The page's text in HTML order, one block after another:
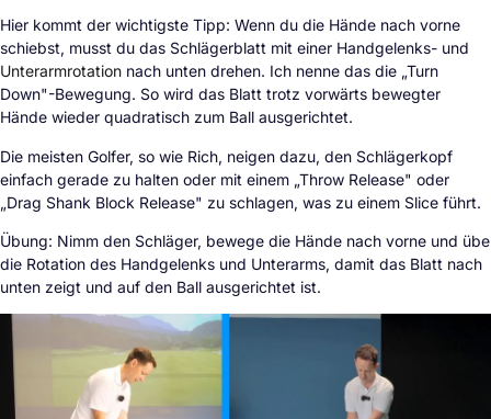
Hier kommt der wichtigste Tipp: Wenn du die Hände nach vorne
schiebst, musst du das Schlägerblatt mit einer Handgelenks- und
Unterarmrotation nach unten drehen. Ich nenne das die „Turn
Down"-Bewegung. So wird das Blatt trotz vorwärts bewegter
Hände wieder quadratisch zum Ball ausgerichtet.
Die meisten Golfer, so wie Rich, neigen dazu, den Schlägerkopf
einfach gerade zu halten oder mit einem „Throw Release" oder
„Drag Shank Block Release" zu schlagen, was zu einem Slice führt.
Übung: Nimm den Schläger, bewege die Hände nach vorne und übe
die Rotation des Handgelenks und Unterarms, damit das Blatt nach
unten zeigt und auf den Ball ausgerichtet ist.